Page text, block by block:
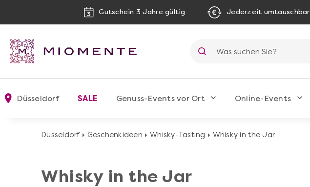
Gutschein 3 Jahre gültig Jederzeit umtauschbar
Düsseldorf SALE Genuss-Events vor Ort Online-Events
Düsseldorf Geschenkideen Whisky-Tasting Whisky in the Jar
Whisky in the Jar